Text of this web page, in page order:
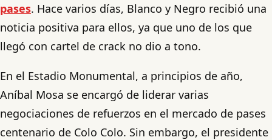
pases. Hace varios días, Blanco y Negro recibió una
noticia positiva para ellos, ya que uno de los que
llegó con cartel de crack no dio a tono.
En el Estadio Monumental, a principios de año,
Aníbal Mosa se encargó de liderar varias
negociaciones de refuerzos en el mercado de pases
centenario de Colo Colo. Sin embargo, el presidente